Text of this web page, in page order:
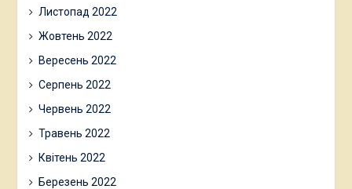
Листопад 2022
Жовтень 2022
Вересень 2022
Серпень 2022
Червень 2022
Травень 2022
Квітень 2022
Березень 2022